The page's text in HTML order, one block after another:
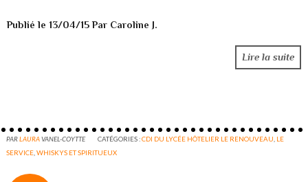
Publié le 13/04/15 Par Caroline J.
Lire la suite
PARLAURAVANEL-COYTTE CATÉGORIES :CDI DU LYCÉE HÔTELIER LE RENOUVEAU LE
SERVICE ,WHISKYS ET SPIRITUEUX